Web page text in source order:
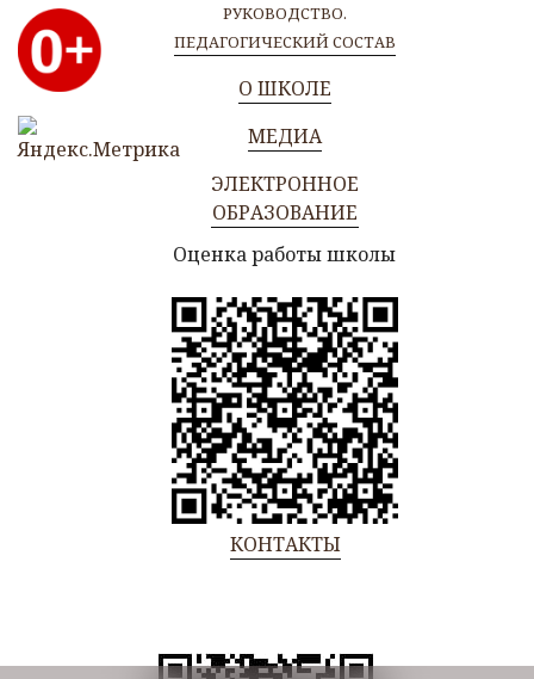
РУКОВОДСТВО.
ПЕДАГОГИЧЕСКИЙ СОСТАВ
О ШКОЛЕ
МЕДИА
ЭЛЕКТРОННОЕ
ОБРАЗОВАНИЕ
Оценка работы школы
КОНТАКТЫ